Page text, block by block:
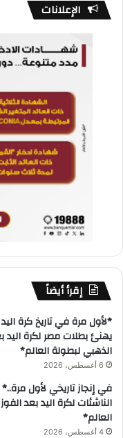
الإعلانات
إقرأ أيضاً
*لأول مرة في تاريخ كرة
يهنئ بطلات مصر لكرة اليد
الذهبي لبطولة العالم*
6 أغسطس، 2026
في إنجاز تاريخي لأول
الناشئات لكرة اليد بعد
العالم*
4 أغسطس، 2026